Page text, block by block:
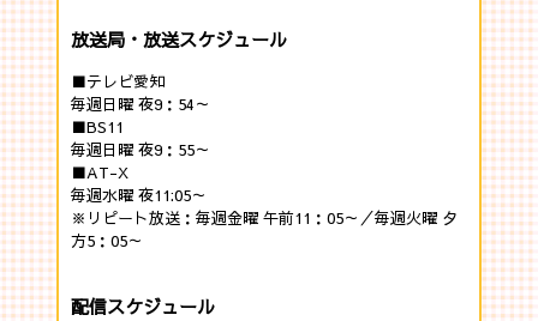
放送局・放送スケジュール
■テレビ愛知
毎週日曜 夜9：54～
■BS11
毎週日曜 夜9：55～
■AT-X
毎週水曜 夜11:05～
※リピート放送：毎週金曜 午前11：05～／毎週火曜 夕
方5：05～
配信スケジュール